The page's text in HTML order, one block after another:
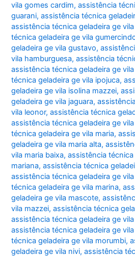
vila gomes cardim,assistência
guarani,assistência técnica
assistência técnica geladeira ge
técnica geladeira ge vila
geladeira ge vila gustavo,
vila hamburguesa,assistência
assistência técnica geladeira ge
técnica geladeira ge vila ipojuca,
geladeira ge vila isolina mazzei,
geladeira ge vila jaguara,
vila leonor,assistência técnica
assistência técnica geladeira ge
técnica geladeira ge vila maria,
geladeira ge vila maria alta,
vila maria baixa,assistência técnica
mariana,assistência técnica
assistência técnica geladeira ge
técnica geladeira ge vila marina,
geladeira ge vila mascote,
vila mazzei,assistência técnica
assistência técnica geladeira ge
assistência técnica geladeira ge
técnica geladeira ge vila morumbi,
geladeira ge vila nivi,assistência